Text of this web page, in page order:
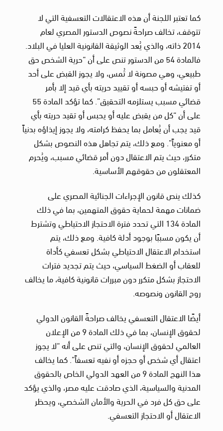
كما تعتبر اللجنة أن هذه الاعتقالات التعسفية التي لا
تتوقف، تخالف صراحةً نصوص الدستور المصري لعام
2014 ذاته، والذي يُعد الوثيقة القانونية العليا في البلاد.
فالمادة 54 من الدستور تنص على أن “حرية الشخص حق
طبيعي، وهي مصونة لا تُمس، ولا يجوز القبض على أحد
أو تفتيشه أو حبسه أو تقييد حريته بأي قيد إلا بأمر
قضائي مسبب يستلزمه التحقيق”. كما تؤكد المادة 55
على أن “كل من يقبض عليه أو يحبس أو تقيد حريته بأي
قيد يجب أن يُعامل بما يحفظ كرامته، ولا يجوز إيذاؤه بدنياً
أو معنوياً”. ومع ذلك، يتم تجاهل هذه النصوص بشكل
متكرر، حيث يتم الاعتقال دون أمر قضائي مسبب، ويُحرم
المعتقلون من حقوقهم الأساسية.
كذلك ينص قانون الإجراءات الجنائية المصري على
ضمانات مهمة لحماية حقوق المتهمين، بما في ذلك
المادة 134 التي تحدد فترة الاحتجاز الاحتياطي وتشترط
أن يكون مسببًا بوجود أدلة كافية. ومع ذلك، يتم
استخدام الاعتقال الاحتياطي بشكل تعسفي كأداة
للعقاب أو الضغط السياسي، حيث يتم تجديد فترات
الاحتجاز بشكل متكرر دون مبررات قانونية كافية، ما يخالف
روح القانون ونصوصه.
أيضًا الاعتقال التعسفي يخالف صراحةً القانون الدولي
لحقوق الإنسان، بما في ذلك المادة 9 من الإعلان
العالمي لحقوق الإنسان، والتي تنص على أنه “لا يجوز
اعتقال أي شخص أو حجزه أو نفيه تعسفاً”. كما يخالف
هذا النهج المادة 9 من العهد الدولي الخاص بالحقوق
المدنية والسياسية، الذي صادقت عليه مصر، والذي يؤكد
على حق كل فرد في الحرية والأمان الشخصي، ويحظر
الاعتقال أو الاحتجاز التعسفي.